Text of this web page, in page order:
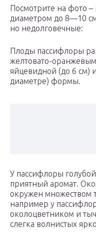
Посмотрите на фото
диаметром до 8—10
но недолговечные:
Плоды пассифлоры
желтовато-
яйцевидной (до 6 см)
диаметре) формы.
У пассифлоры
приятный аромат.
окружен множеством
например у
околоцветником и
слегка волнистых